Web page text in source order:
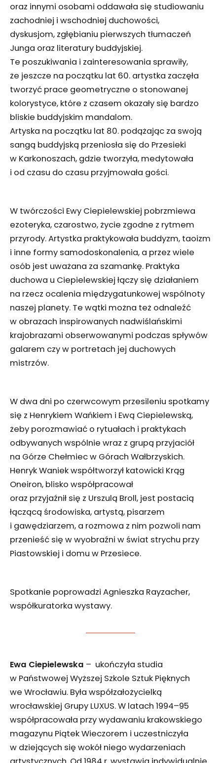
oraz innymi osobami oddawała się studiowaniu
zachodniej i wschodniej duchowości,
dyskusjom, zgłębianiu pierwszych tłumaczeń
Junga oraz literatury buddyjskiej.
Te poszukiwania i zainteresowania sprawiły,
że jeszcze na początku lat 60. artystka zaczęła
tworzyć prace geometryczne o stonowanej
kolorystyce, które z czasem okazały się bardzo
bliskie buddyjskim mandalom.
Artyska na początku lat 80. podążając za swoją
sangą buddyjską przeniosła się do Przesieki
w Karkonoszach, gdzie tworzyła, medytowała
i od czasu do czasu przyjmowała gości.
W twórczości Ewy Ciepielewskiej pobrzmiewa
ezoteryka, czarostwo, życie zgodne z rytmem
przyrody. Artystka praktykowała buddyzm, taoizm
i inne formy samodoskonalenia, a przez wiele
osób jest uważana za szamankę. Praktyka
duchowa u Ciepielewskiej łączy się działaniem
na rzecz ocalenia międzygatunkowej wspólnoty
naszej planety. Te wątki można też odnaleźć
w obrazach inspirowanych nadwiślańskimi
krajobrazami obserwowanymi podczas spływów
galarem czy w portretach jej duchowych
mistrzów.
W dwa dni po czerwcowym przesileniu spotkamy
się z Henrykiem Wańkiem i Ewą Ciepielewską,
żeby porozmawiać o rytuałach i praktykach
odbywanych wspólnie wraz z grupą przyjaciół
na Górze Chełmiec w Górach Wałbrzyskich.
Henryk Waniek współtworzył katowicki Krąg
Oneiron, blisko współpracował
oraz przyjaźnił się z Urszulą Broll, jest postacią
łączącą środowiska, artystą, pisarzem
i gawędziarzem, a rozmowa z nim pozwoli nam
przenieść się w wyobraźni w świat strychu przy
Piastowskiej i domu w Przesiece.
Spotkanie poprowadzi Agnieszka Rayzacher,
współkuratorka wystawy.
Ewa Ciepielewska – ukończyła studia
w Państwowej Wyższej Szkole Sztuk Pięknych
we Wrocławiu. Była współzałożycielką
wrocławskiej Grupy LUXUS. W latach 1994–95
współpracowała przy wydawaniu krakowskiego
magazynu Piątek Wieczorem i uczestniczyła
w dziejących się wokół niego wydarzeniach